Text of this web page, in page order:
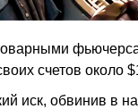
счетов около
иск, обвинив в